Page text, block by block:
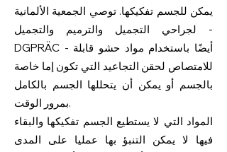
يمكن للجسم تفكيكها. توصي الجمعية الألمانية
لجراحي التجميل والترميم والتجميل -
DGPRÄC - أيضًا باستخدام مواد حشو قابلة
للامتصاص لحقن التجاعيد التي تكون إما خاصة
بالجسم أو يمكن أن يتحللها الجسم بالكامل
بمرور الوقت.
المواد التي لا يستطيع الجسم تفكيكها والبقاء
فيها لا يمكن التنبؤ بها عمليا على المدى